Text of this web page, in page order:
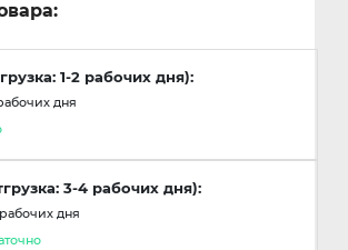
1-2 рабочих дня):
дня
3-4 рабочих дня):
дня